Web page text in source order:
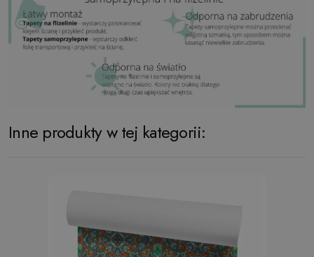
Inne produkty w tej kategorii: